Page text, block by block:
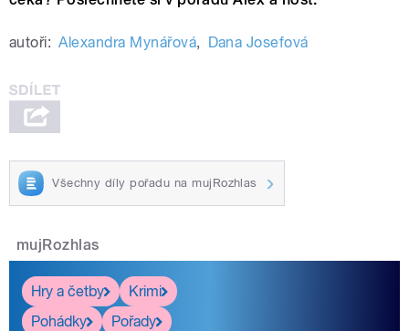
autoři: Alexandra Mynářová, Dana Josefová
Všechny díly pořadu na mujRozhlas
mujRozhlas
Hry a četby
Krimi
Pohádky
Pořady